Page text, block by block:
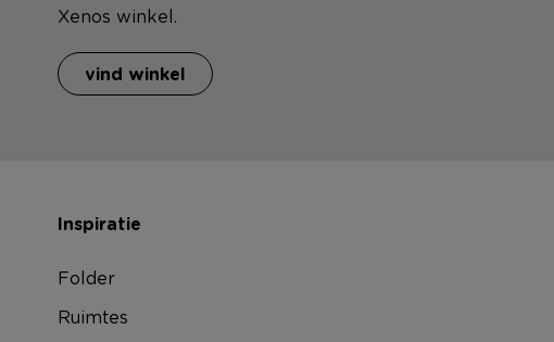
Xenos winkel.
vind winkel
Inspiratie
Folder
Ruimtes